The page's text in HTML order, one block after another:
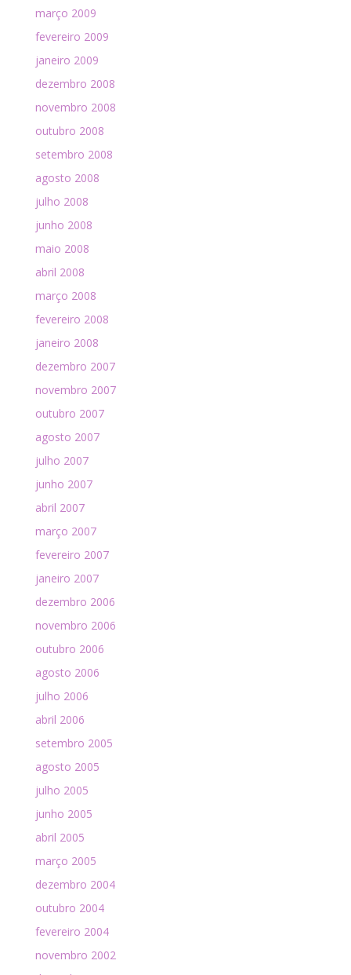
março 2009
fevereiro 2009
janeiro 2009
dezembro 2008
novembro 2008
outubro 2008
setembro 2008
agosto 2008
julho 2008
junho 2008
maio 2008
abril 2008
março 2008
fevereiro 2008
janeiro 2008
dezembro 2007
novembro 2007
outubro 2007
agosto 2007
julho 2007
junho 2007
abril 2007
março 2007
fevereiro 2007
janeiro 2007
dezembro 2006
novembro 2006
outubro 2006
agosto 2006
julho 2006
abril 2006
setembro 2005
agosto 2005
julho 2005
junho 2005
abril 2005
março 2005
dezembro 2004
outubro 2004
fevereiro 2004
novembro 2002